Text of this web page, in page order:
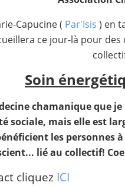
Capucine ( Par'Isis ) en
ce jour-là pour
Soin
chamanique que
sociale, mais elle est
les personnes
lié au collectif!
cliquez ICI